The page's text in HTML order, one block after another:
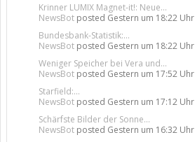
Krinner LUMIX Magnet-it!: Neue...
NewsBot posted Gestern um 18:22 Uhr
Bundesbank-Statistik:...
NewsBot posted Gestern um 18:22 Uhr
Weniger Speicher bei Vera und...
NewsBot posted Gestern um 17:52 Uhr
Starfield:...
NewsBot posted Gestern um 17:12 Uhr
Schärfste Bilder der Sonne...
NewsBot posted Gestern um 16:32 Uhr